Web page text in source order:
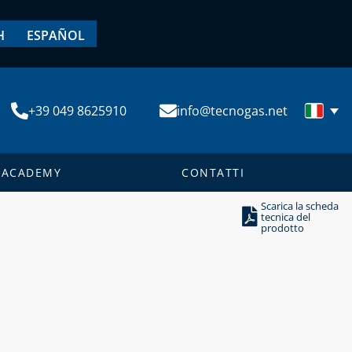
ESPAÑOL
+39 049 8625910 info@tecnogas.net
ACADEMY CONTATTI
Scarica la scheda
tecnica del
prodotto